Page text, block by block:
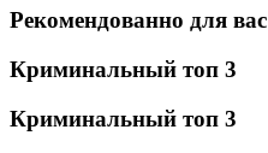
Рекомендованно для вас
Криминальный топ 3
Криминальный топ 3